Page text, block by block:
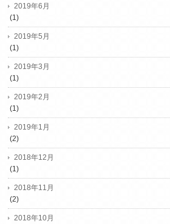
2019年6月
(1)
2019年5月
(1)
2019年3月
(1)
2019年2月
(1)
2019年1月
(2)
2018年12月
(1)
2018年11月
(2)
2018年10月